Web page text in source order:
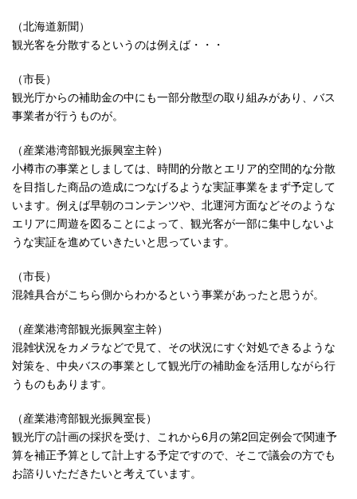
（北海道新聞）
観光客を分散するというのは例えば・・・
（市長）
観光庁からの補助金の中にも一部分散型の取り組みがあり、バス
事業者が行うものが。
（産業港湾部観光振興室主幹）
小樽市の事業としましては、時間的分散とエリア的空間的な分散
を目指した商品の造成につなげるような実証事業をまず予定して
います。例えば早朝のコンテンツや、北運河方面などそのような
エリアに周遊を図ることによって、観光客が一部に集中しないよ
うな実証を進めていきたいと思っています。
（市長）
混雑具合がこちら側からわかるという事業があったと思うが。
（産業港湾部観光振興室主幹）
混雑状況をカメラなどで見て、その状況にすぐ対処できるような
対策を、中央バスの事業として観光庁の補助金を活用しながら行
うものもあります。
（産業港湾部観光振興室長）
観光庁の計画の採択を受け、これから6月の第2回定例会で関連予
算を補正予算として計上する予定ですので、そこで議会の方でも
お諮りいただきたいと考えています。